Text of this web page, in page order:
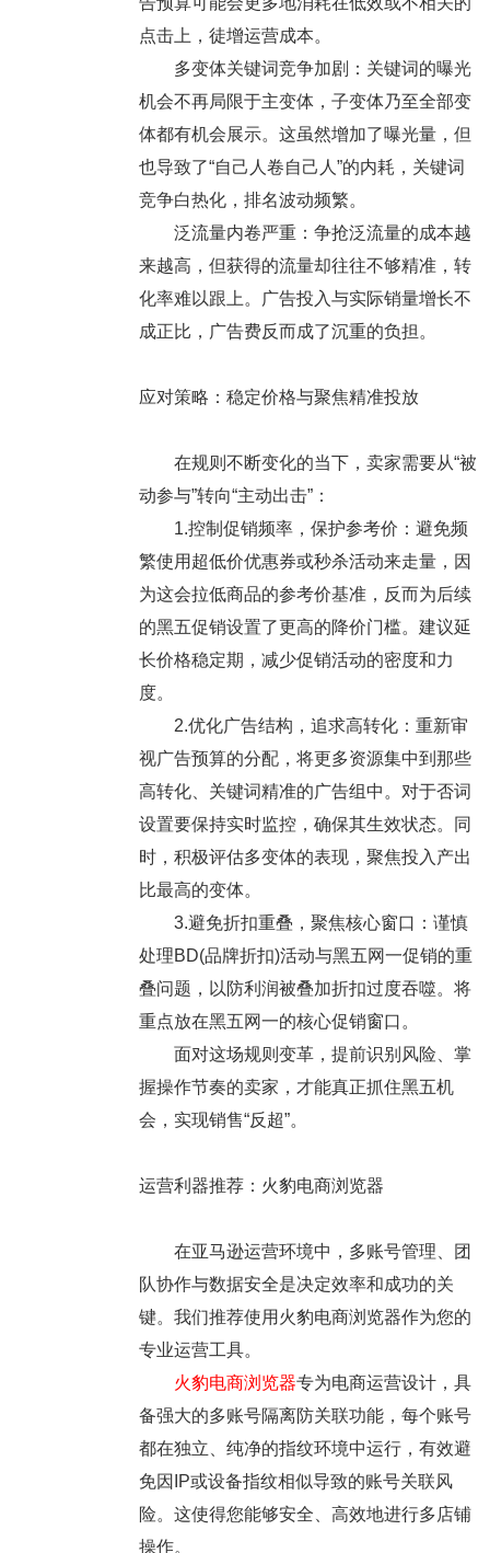
点击上，徒增运营成本。
多变体关键词竞争加剧：关键词的曝光
机会不再局限于主变体，子变体乃至全部变
体都有机会展示。这虽然增加了曝光量，但
也导致了“自己人卷自己人”的内耗，关键词
竞争白热化，排名波动频繁。
泛流量内卷严重：争抢泛流量的成本越
来越高，但获得的流量却往往不够精准，转
化率难以跟上。广告投入与实际销量增长不
成正比，广告费反而成了沉重的负担。
应对策略：稳定价格与聚焦精准投放
在规则不断变化的当下，卖家需要从“被
动参与”转向“主动出击”：
1.控制促销频率，保护参考价：避免频
繁使用超低价优惠券或秒杀活动来走量，因
为这会拉低商品的参考价基准，反而为后续
的黑五促销设置了更高的降价门槛。建议延
长价格稳定期，减少促销活动的密度和力
度。
2.优化广告结构，追求高转化：重新审
视广告预算的分配，将更多资源集中到那些
高转化、关键词精准的广告组中。对于否词
设置要保持实时监控，确保其生效状态。同
时，积极评估多变体的表现，聚焦投入产出
比最高的变体。
3.避免折扣重叠，聚焦核心窗口：谨慎
处理BD(品牌折扣)活动与黑五网一促销的重
叠问题，以防利润被叠加折扣过度吞噬。将
重点放在黑五网一的核心促销窗口。
面对这场规则变革，提前识别风险、掌
握操作节奏的卖家，才能真正抓住黑五机
会，实现销售“反超”。
运营利器推荐：火豹电商浏览器
在亚马逊运营环境中，多账号管理、团
队协作与数据安全是决定效率和成功的关
键。我们推荐使用火豹电商浏览器作为您的
专业运营工具。
火豹电商浏览器专为电商运营设计，具
备强大的多账号隔离防关联功能，每个账号
都在独立、纯净的指纹环境中运行，有效避
免因IP或设备指纹相似导致的账号关联风
险。这使得您能够安全、高效地进行多店铺
操作。